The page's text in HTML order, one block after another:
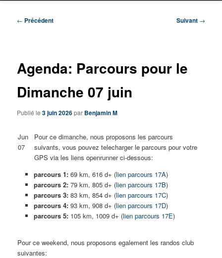
Navigation
← Précédent Suivant →
Agenda: Parcours pour le
Dimanche 07 juin
Publié le3 juin 2026par Benjamin M
Jun
07
Pour ce dimanche, nous proposons les parcours
suivants, vous pouvez telecharger le parcours pour votre
GPS via les liens openrunner ci-dessous:
parcours 1:69 km, 616 d+ (lien parcours 17A)
parcours 2:79 km, 805 d+ (lien parcours 17B)
parcours 3:83 km, 854 d+ (lien parcours 17C)
parcours 4:93 km, 908 d+ (lien parcours 17D)
parcours 5:105 km, 1009 d+ (lien parcours 17E)
Pour ce weekend, nous proposons egalement les randos club
suivantes: